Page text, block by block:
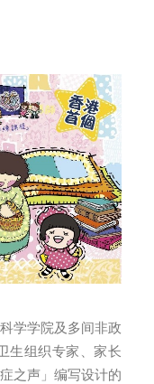
学学院及多间非政
生组织专家、家长
之声」编写设计的